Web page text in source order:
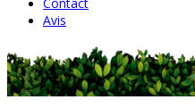
Avis